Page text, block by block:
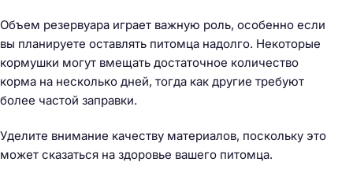
Объем резервуара играет важную роль, особенно если
вы планируете оставлять питомца надолго. Некоторые
кормушки могут вмещать достаточное количество
корма на несколько дней, тогда как другие требуют
более частой заправки.
Уделите внимание качеству материалов, поскольку это
может сказаться на здоровье вашего питомца.